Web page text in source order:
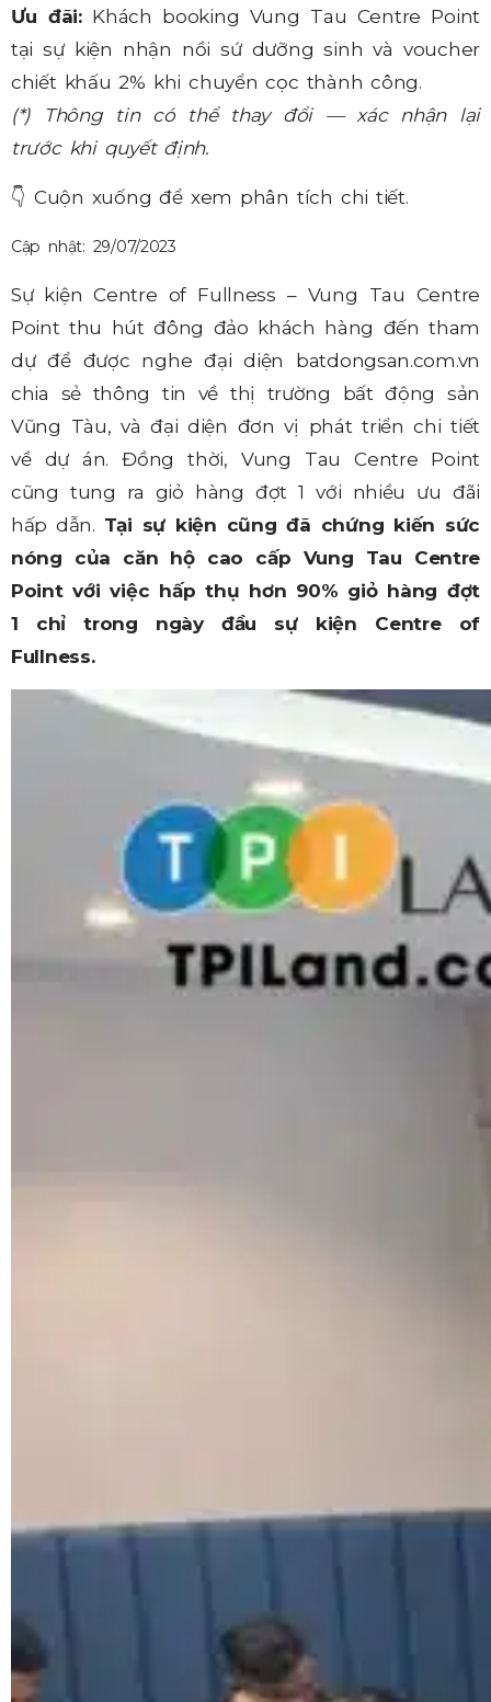
Ưu đãi: Khách booking Vung Tau Centre Point
tại sự kiện nhận nồi sứ dưỡng sinh và voucher
chiết khấu 2% khi chuyển cọc thành công.
(*) Thông tin có thể thay đổi — xác nhận lại
trước khi quyết định.
👇 Cuộn xuống để xem phân tích chi tiết.
Cập nhật: 29/07/2023
Sự kiện Centre of Fullness – Vung Tau Centre
Point thu hút đông đảo khách hàng đến tham
dự để được nghe đại diện batdongsan.com.vn
chia sẻ thông tin về thị trường bất động sản
Vũng Tàu, và đại diện đơn vị phát triển chi tiết
về dự án. Đồng thời, Vung Tau Centre Point
cũng tung ra giỏ hàng đợt 1 với nhiều ưu đãi
hấp dẫn. Tại sự kiện cũng đã chứng kiến sức
nóng của căn hộ cao cấp Vung Tau Centre
Point với việc hấp thụ hơn 90% giỏ hàng đợt
1 chỉ trong ngày đầu sự kiện Centre of
Fullness.